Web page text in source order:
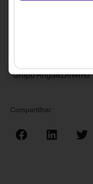
venture builder, sócio
Grupo Anga&Din4mo.
Compartilhar: